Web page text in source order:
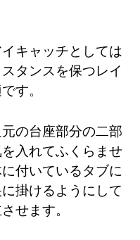
キャッチとしては
タンスを保つレイ
す。
の台座部分の二部
入れてふくらませ
付いているタブに
掛けるようにして
せます。